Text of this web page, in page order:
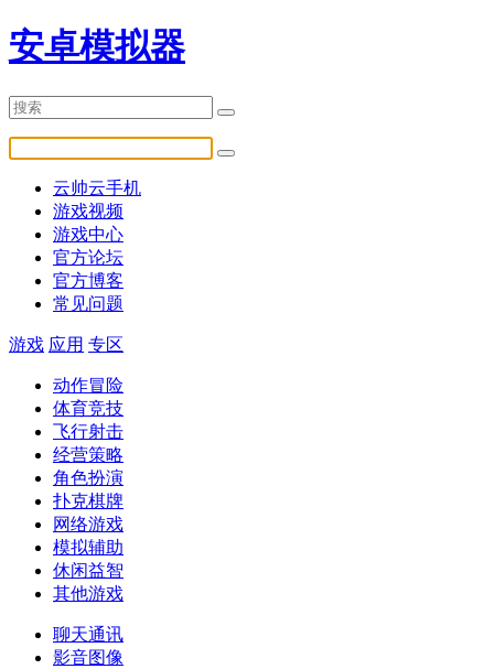
安卓模拟器
云帅云手机
游戏视频
游戏中心
官方论坛
官方博客
常见问题
游戏 应用 专区
动作冒险
体育竞技
飞行射击
经营策略
角色扮演
扑克棋牌
网络游戏
模拟辅助
休闲益智
其他游戏
聊天通讯
影音图像